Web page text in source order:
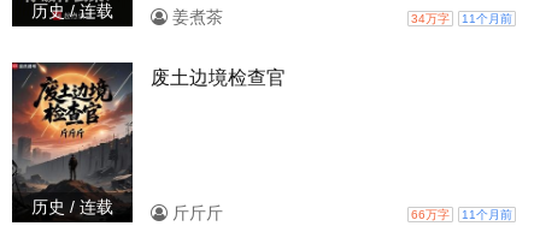
历史 / 连载 姜煮茶 34万字 11个月前
历史 / 连载
废土边境检查官
斤斤斤 66万字 11个月前